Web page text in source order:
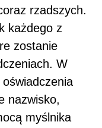
rzadszych.
każdego z
zostanie
W
nazwisko,
myślnika